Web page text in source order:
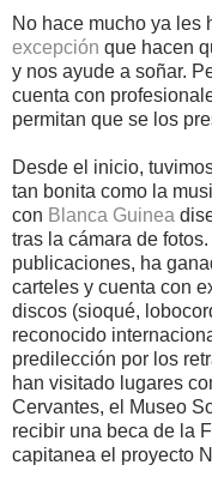
No hace mucho ya les
excepción que hacen
y nos ayude a soñar.
cuenta con
permitan que se los
Desde el inicio,
tan bonita como la
con Blanca Guinea
tras la cámara de
publicaciones, ha
carteles y cuenta con
discos (sioqué,
reconocido
predilección por los
han visitado lugares
Cervantes, el Museo
recibir una beca de la
capitanea el proyecto